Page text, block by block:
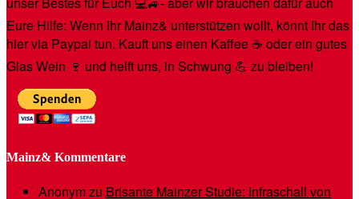
Eure Hilfe: Wenn Ihr Mainz& unterstützen wollt, könnt Ihr das
hier via Paypal tun. Kauft uns einen Kaffee ☕️ oder ein gutes
Glas Wein 🍷 und helft uns, in Schwung 💪 zu bleiben!
Mainz& Kommentare
Anonymzu Brisante Mainzer Studie: Infraschall von